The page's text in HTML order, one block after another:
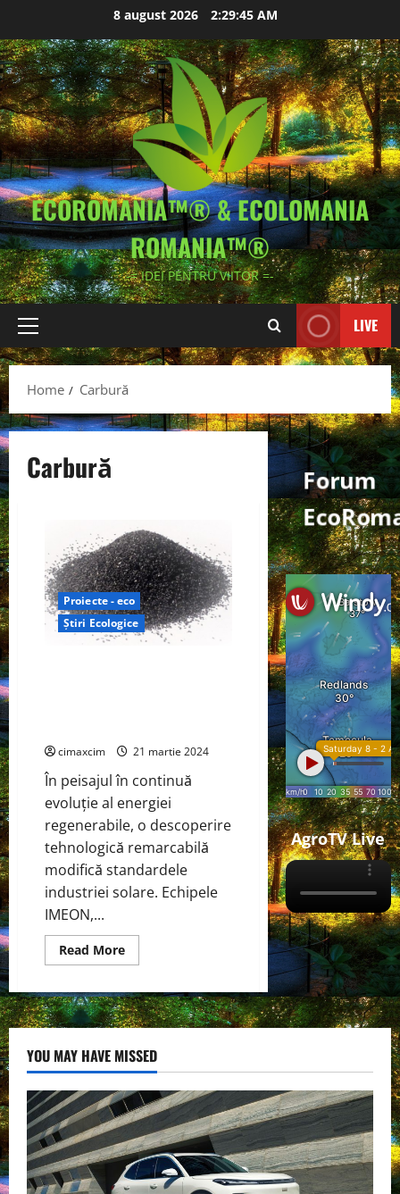
content
8 august 2026 2:29:45 AM
ECOROMANIA™® & ECOLOMANIA
ROMANIA™®
-= IDEI PENTRU VIITOR =-
Primary
Menu
LIVE
Home Carbură
Carbură
Proiecte - eco
Știri Ecologice
cimaxcim 21 martie 2024
În peisajul în continuă
evoluție al energiei
regenerabile, o descoperire
tehnologică remarcabilă
modifică standardele
industriei solare. Echipele
IMEON,...
Read MoreRead
more
revoluție
energetică
în
–
Carbură
de
siliciu:
un
semiconductor
care
schimbă
jocul
Forum
AgroTV Live
YOU MAY HAVE MISSED